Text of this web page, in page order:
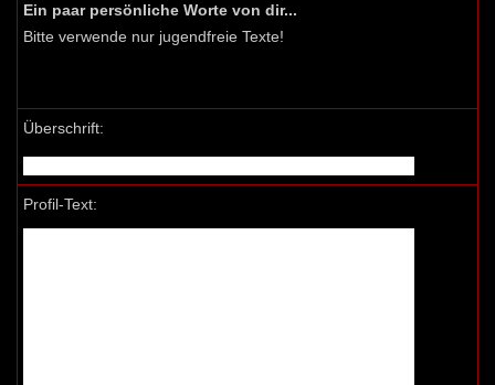
Ein paar persönliche Worte von dir...
Bitte verwende nur jugendfreie Texte!
Überschrift:
Profil-Text: